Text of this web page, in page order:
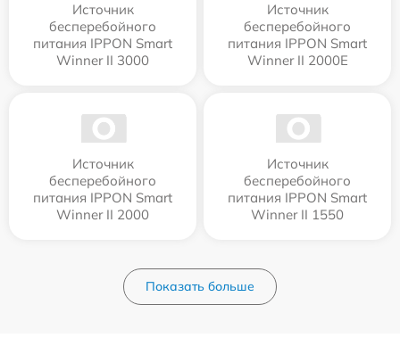
Источник
бесперебойного
питания IPPON Smart
Winner II 3000
Источник
бесперебойного
питания IPPON Smart
Winner II 2000E
Источник
бесперебойного
питания IPPON Smart
Winner II 2000
Источник
бесперебойного
питания IPPON Smart
Winner II 1550
Показать больше